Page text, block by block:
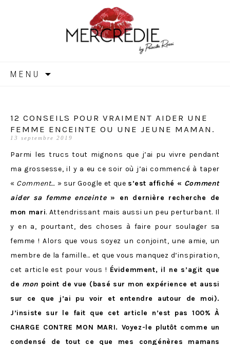
MERCREDIE
MENU
12 CONSEILS POUR VRAIMENT AIDER UNE
FEMME ENCEINTE OU UNE JEUNE MAMAN.
13 septembre 2019
Parmi les trucs tout mignons que j’ai pu vivre pendant
ma grossesse, il y a eu ce soir où j’ai commencé à taper
« Comment… » sur Google et que s’est affiché « Comment
aider sa femme enceinte» en dernière recherche de
mon mari. Attendrissant mais aussi un peu perturbant. Il
y en a, pourtant, des choses à faire pour soulager sa
femme ! Alors que vous soyez un conjoint, une amie, un
membre de la famille… et que vous manquez d’inspiration,
cet article est pour vous ! Évidemment, il ne s’agit que
de mon point de vue (basé sur mon expérience et aussi
sur ce que j’ai pu voir et entendre autour de moi).
J’insiste sur le fait que cet article n’est pas 100% À
CHARGE CONTRE MON MARI. Voyez-le plutôt comme un
condensé de tout ce que mes congénères mamans